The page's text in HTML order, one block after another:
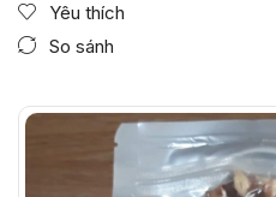
Yêu thích
So sánh